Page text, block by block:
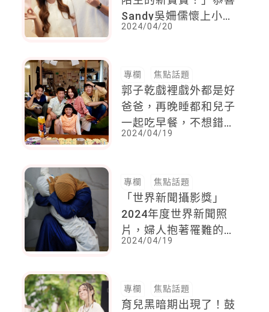
Sandy吳姍儒懷上小公
主
2024/04/20
專欄 焦點話題
郭子乾戲裡戲外都是好
爸爸，再晚睡都和兒子
一起吃早餐，不想錯過
他的成長
2024/04/19
專欄 焦點話題
「世界新聞攝影獎」
2024年度世界新聞照
片，婦人抱著罹難的孩
子，悲傷卻溫柔的一幕
2024/04/19
專欄 焦點話題
育兒黑暗期出現了！鼓